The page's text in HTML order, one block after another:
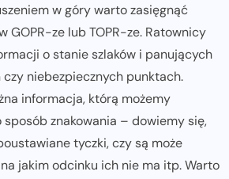
w góry warto zasięgnąć
GOPR-ze lub TOPR-ze. Ratownicy
o stanie szlaków i panujących
niebezpiecznych punktach.
informacja, którą możemy
sposób znakowania – dowiemy się,
tyczki, czy są może
na jakim odcinku ich nie ma itp. Warto